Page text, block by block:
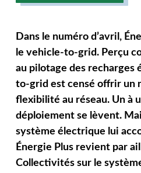
Dans le numéro d’avril,
le vehicle-to-grid. Perçu
au pilotage des recharges
to-grid est censé offrir un
flexibilité au réseau. Un à
déploiement se lèvent.
système électrique lui
Énergie Plus revient par
Collectivités sur le